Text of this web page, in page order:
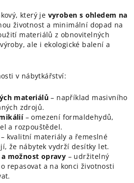
který je vyroben s ohledem na
životnost a minimální dopad na
materiálů z obnovitelných
ale i ekologické balení a
v nábytkářství:
materiálů – například masivního
zdrojů.
– omezení formaldehydů,
a rozpouštědel.
– kvalitní materiály a řemeslné
že nábytek vydrží desítky let.
možnost opravy – udržitelný
repasovat a na konci životnosti